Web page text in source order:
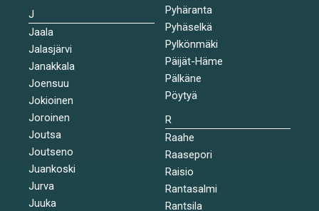
J
Jaala
Jalasjärvi
Janakkala
Joensuu
Jokioinen
Joroinen
Joutsa
Joutseno
Juankoski
Jurva
Juuka
Pyhäranta
Pyhäselkä
Pylkönmäki
Päijät-Häme
Pälkäne
Pöytyä
R
Raahe
Raasepori
Raisio
Rantasalmi
Rantsila